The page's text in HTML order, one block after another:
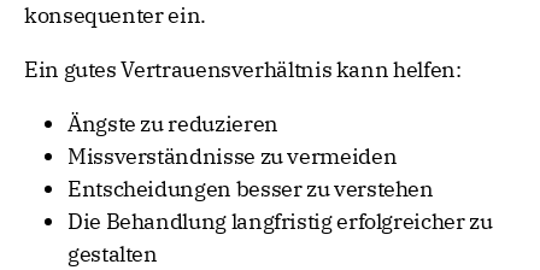
konsequenter ein.
Ein gutes Vertrauensverhältnis kann helfen:
Ängste zu reduzieren
Missverständnisse zu vermeiden
Entscheidungen besser zu verstehen
Die Behandlung langfristig erfolgreicher zu
gestalten